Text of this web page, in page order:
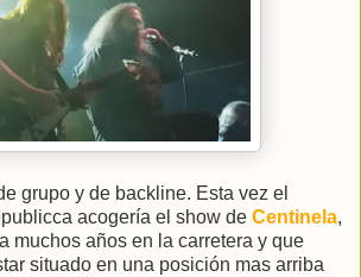
grupo y de backline. Esta vez el
acogería el show de Centinela,
muchos años en la carretera y que
situado en una posición mas arriba